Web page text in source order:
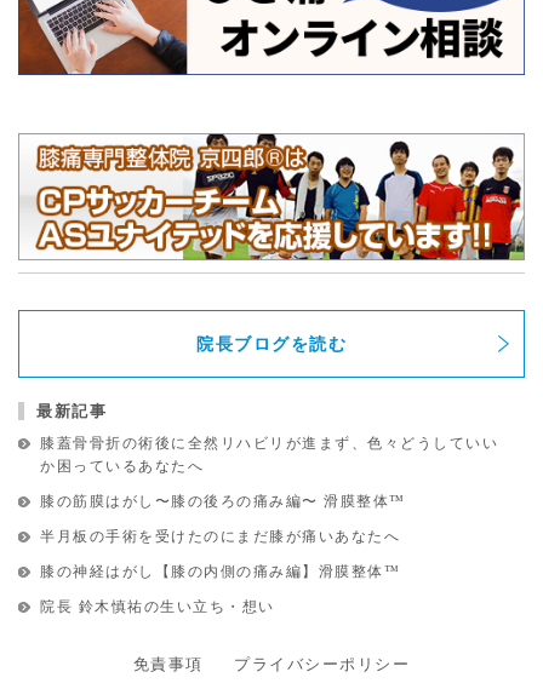
院長ブログを読む
最新記事
膝蓋骨骨折の術後に全然リハビリが進まず、色々どうしていい
か困っているあなたへ
膝の筋膜はがし〜膝の後ろの痛み編〜 滑膜整体™︎
半月板の手術を受けたのにまだ膝が痛いあなたへ
膝の神経はがし【膝の内側の痛み編】滑膜整体™︎
院長 鈴木慎祐の生い立ち・想い
免責事項 プライバシーポリシー